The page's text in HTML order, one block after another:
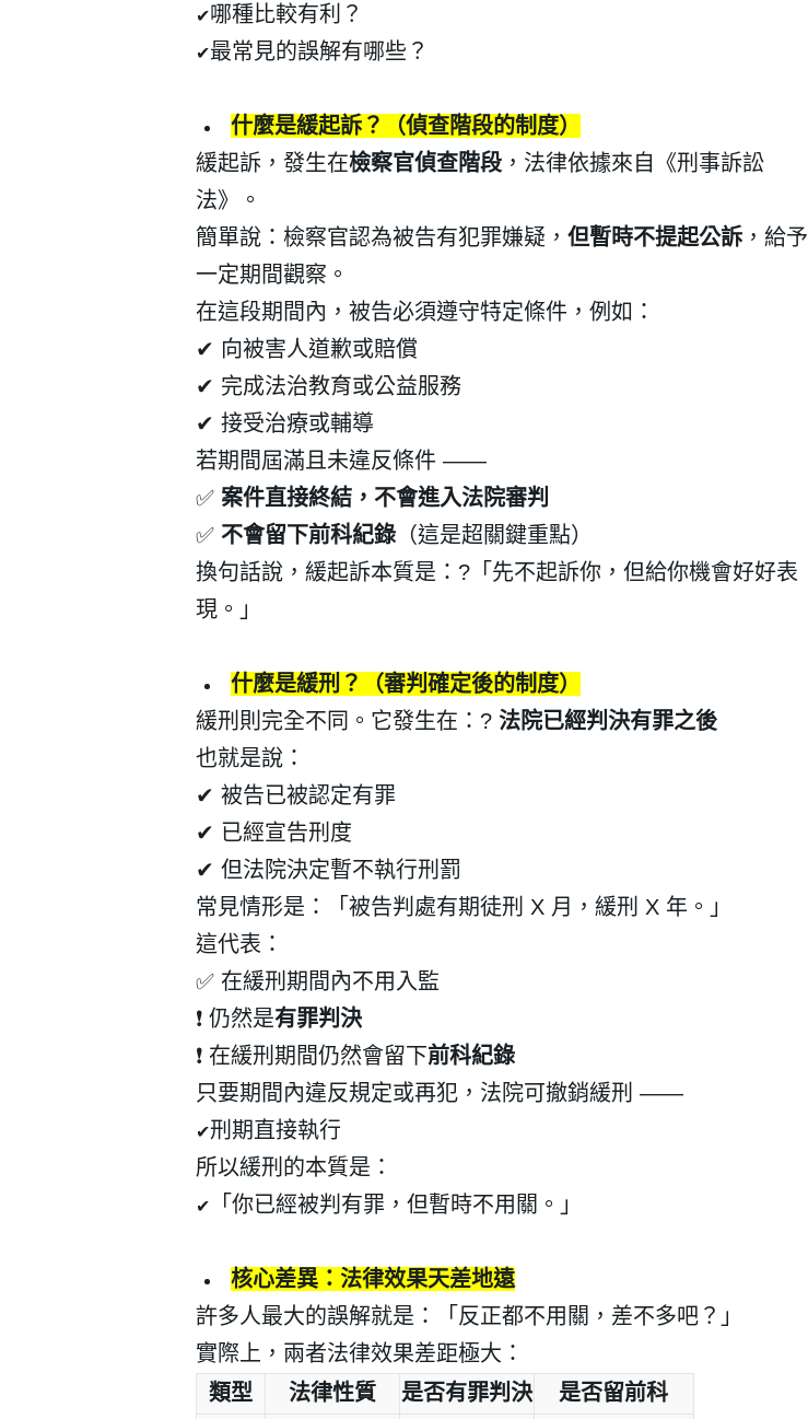
會員登入
登 入
✔哪種比較有利？
✔最常見的誤解有哪些？
什麼是緩起訴？（偵查階段的制度）
緩起訴，發生在檢察官偵查階段，法律依據來自《刑事訴訟
法》。
簡單說：檢察官認為被告有犯罪嫌疑， 但暫時不提起公訴，給予
一定期間觀察。
在這段期間內，被告必須遵守特定條件，例如：
✔ 向被害人道歉或賠償
✔ 完成法治教育或公益服務
✔ 接受治療或輔導
若期間屆滿且未違反條件 ——
✅ 案件直接終結，不會進入法院審判
✅ 不會留下前科紀錄（這是超關鍵重點）
換句話說，緩起訴本質是： ?「先不起訴你，但給你機會好好表
現。」
什麼是緩刑？（審判確定後的制度）
緩刑則完全不同。它發生在： ? 法院已經判決有罪之後
也就是說：
✔ 被告已被認定有罪
✔ 已經宣告刑度
✔ 但法院決定暫不執行刑罰
常見情形是：「被告判處有期徒刑 X 月，緩刑 X 年。」
這代表：
✅ 在緩刑期間內不用入監
❗ 仍然是有罪判決
❗ 在緩刑期間仍然會留下前科紀錄
只要期間內違反規定或再犯，法院可撤銷緩刑 ——
✔刑期直接執行
所以緩刑的本質是：
✔ 「你已經被判有罪，但暫時不用關。」
核心差異：法律效果天差地遠
許多人最大的誤解就是：「反正都不用關，差不多吧？」
實際上，兩者法律效果差距極大：
類型
法律性質 是否有罪判決
是否留前科